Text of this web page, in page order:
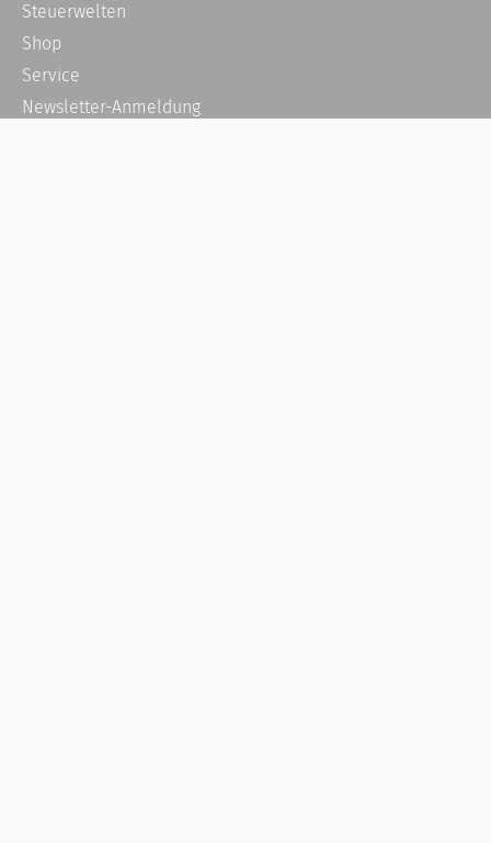
Steuerwelten
Shop
Service
Newsletter-Anmeldung